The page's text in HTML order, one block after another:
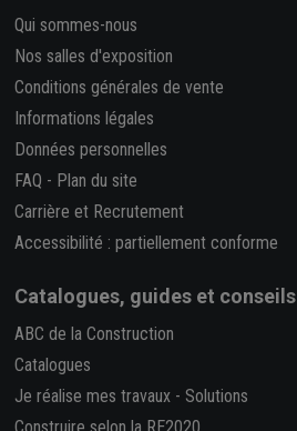
Qui sommes-nous
Nos salles d'exposition
Conditions générales de vente
Informations légales
Données personnelles
FAQ - Plan du site
Carrière et Recrutement
Accessibilité : partiellement conforme
Catalogues, guides et conseils
ABC de la Construction
Catalogues
Je réalise mes travaux - Solutions